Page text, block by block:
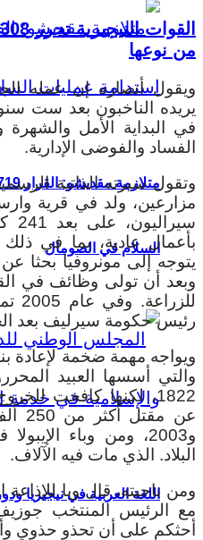
السلام في الصومال
اللغة العربية في نيجيريا
من نوعها
ويقول أنصاره إن عمله
يريده الناخبون بعد ست
في البداية الأمل والشهرة
الفساد والفوضى الإدارية.
وتقول سيرته الذاتية
مزارعين، ولد في قرية
بأعمال عادية، بما في
يتوجه إلى مونروفيا بحثا
وبعد أن تولى وظائف في
رئيس حكومة سيرليف بعد
ويواجه مهمة ضخمة لإعادة
والتي أسسها العبيد
1822، لكنها كافحت
البلاد. الذي مات فيه الآلاف.
ومن ناحيته، قال ويا
مع الرئيس المنتخب
أحثكم على أن تحذو حذوي وأن